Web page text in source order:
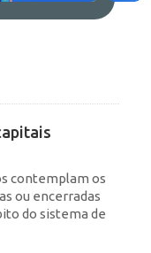
contemplam os
ou encerradas
do sistema de